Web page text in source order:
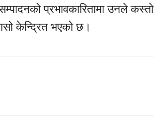
प्रभावकारितामा उनले कस्तो
केन्द्रित भएको छ।